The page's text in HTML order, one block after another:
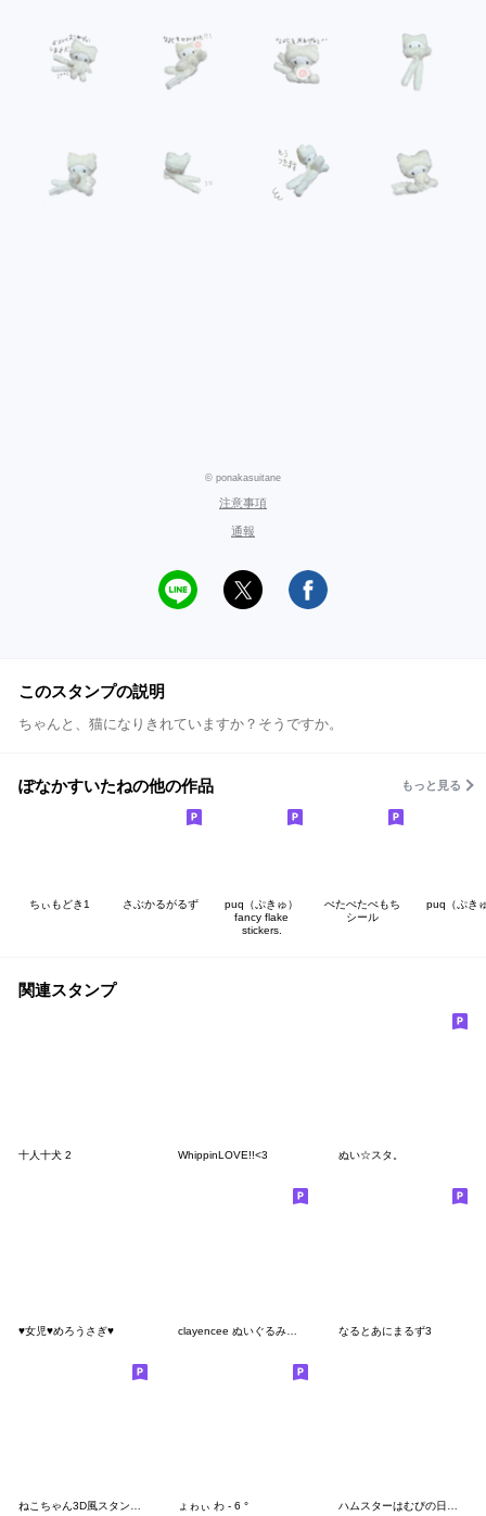
© ponakasuitane
注意事項
通報
このスタンプの説明
ちゃんと、猫になりきれていますか？そうですか。
ぽなかすいたねの他の作品 もっと見る
ちぃもどき1 さぶかるがるず
puq（ぷきゅ）
fancy flake
stickers.
ぺたぺたぺもち
シール
puq（ぷき
関連スタンプ
十人十犬 2 WhippinLOVE!!<3 ぬい☆スタ。
♥女児♥めろうさぎ♥ なるとあにまるず3
ょゎぃ わ - 6 °